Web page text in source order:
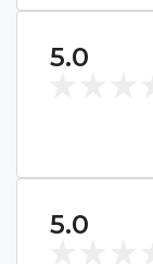
5.0
5.0